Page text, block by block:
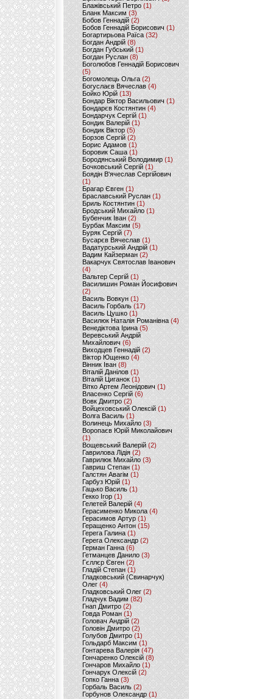
Блажівський Петро (1)
Бланк Максим(3)
Бобов Геннадій (2)
Бобов Геннадій Борисович (1)
Богартирьова Раїса (32)
Богдан Андрій(8)
Богдан Губський (1)
Богдан Руслан(8)
Боголюбов Геннадій Борисович
(5)
Богомолець Ольга (2)
Богуслаєв Вячеслав (4)
Бойко Юрій (13)
Бондар Віктор Васильович (1)
Бондарєв Костянтин (4)
Бондарчук Сергій(1)
Бондик Валерій (1)
Бондик Віктор(5)
Борзов Сергiй (2)
Борис Адамов(1)
Боровик Саша (1)
Бородянський Володимир (1)
Бочковський Сергій (1)
Боядін В'ячеслав Сергійович
(1)
Брагар Євген (1)
Браславський Руслан (1)
Бриль Костянтин (1)
Бродський Михайло (1)
Бубенчик Іван(2)
Бурбак Максим (5)
Буряк Сергій (7)
Бусарєв Вячеслав (1)
Вадатурський Андрій (1)
Вадим Кайзерман (2)
Вакарчук Святослав Іванович
(4)
Вальтер Сергій (1)
Василишин Роман Йосифович
(2)
Василь Вовкун (1)
Василь Горбаль (17)
Василь Цушко (1)
Василюк Наталія Романівна (4)
Венедіктова Ірина(5)
Веревський Андрій
Михайлович (6)
Виходцев Геннадій (2)
Віктор Ющенко (4)
Вінник Іван (8)
Віталій Данілов (1)
Віталій Циганок (1)
Вітко Артем Леонідович(1)
Власенко Сергій (6)
Вовк Дмитро(2)
Войцеховський Олексій(1)
Волга Василь (1)
Волинець Михайло (3)
Воропаєв Юрій Миколайович
(1)
Вощевський Валерій(2)
Гаврилова Лідія (2)
Гаврилюк Михайло (3)
Гавриш Степан (1)
Галстян Авагім (1)
Гарбуз Юрій (1)
Гацько Василь (1)
Гекко Ігор(1)
Гелетей Валерій (4)
Герасименко Микола (4)
Герасимов Артур (1)
Геращенко Антон(15)
Герега Галина (1)
Герега Олександр (2)
Герман Ганна (6)
Гетманцев Данило (3)
Гєллєр Євген (2)
Гладій Степан(1)
Гладковський (Свинарчук)
Олег (4)
Гладковський Олег (2)
Гладчук Вадим (82)
Гнап Дмитро (2)
Говда Роман(1)
Головач Андрій (2)
Головін Дмитро (2)
Голубов Дмитро (1)
Гольдарб Максим(1)
Гонтарева Валерія (47)
Гончаренко Олексій(8)
Гончаров Михайло (1)
Гончарук Олексій (2)
Гопко Ганна (3)
Горбаль Василь (2)
Горбунов Олександр (1)